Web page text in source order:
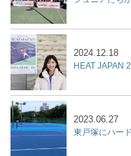
HEAT JAPAN
2024.12.18
東戸塚にハード、砂入り人工芝
2023.06.27